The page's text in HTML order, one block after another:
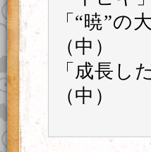
「“暁”
（中）
「成長し
（中）